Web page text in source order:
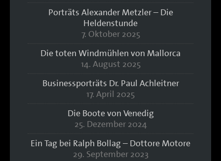
Porträts Alexander Metzler – Die
Heldenstunde
7. Oktober 2025
Die toten Windmühlen von Mallorca
14. August 2025
Businessporträts Dr. Paul Achleitner
17. April 2025
Die Boote von Venedig
25. Dezember 2024
Ein Tag bei Ralph Bollag – Dottore Motore
29. September 2023